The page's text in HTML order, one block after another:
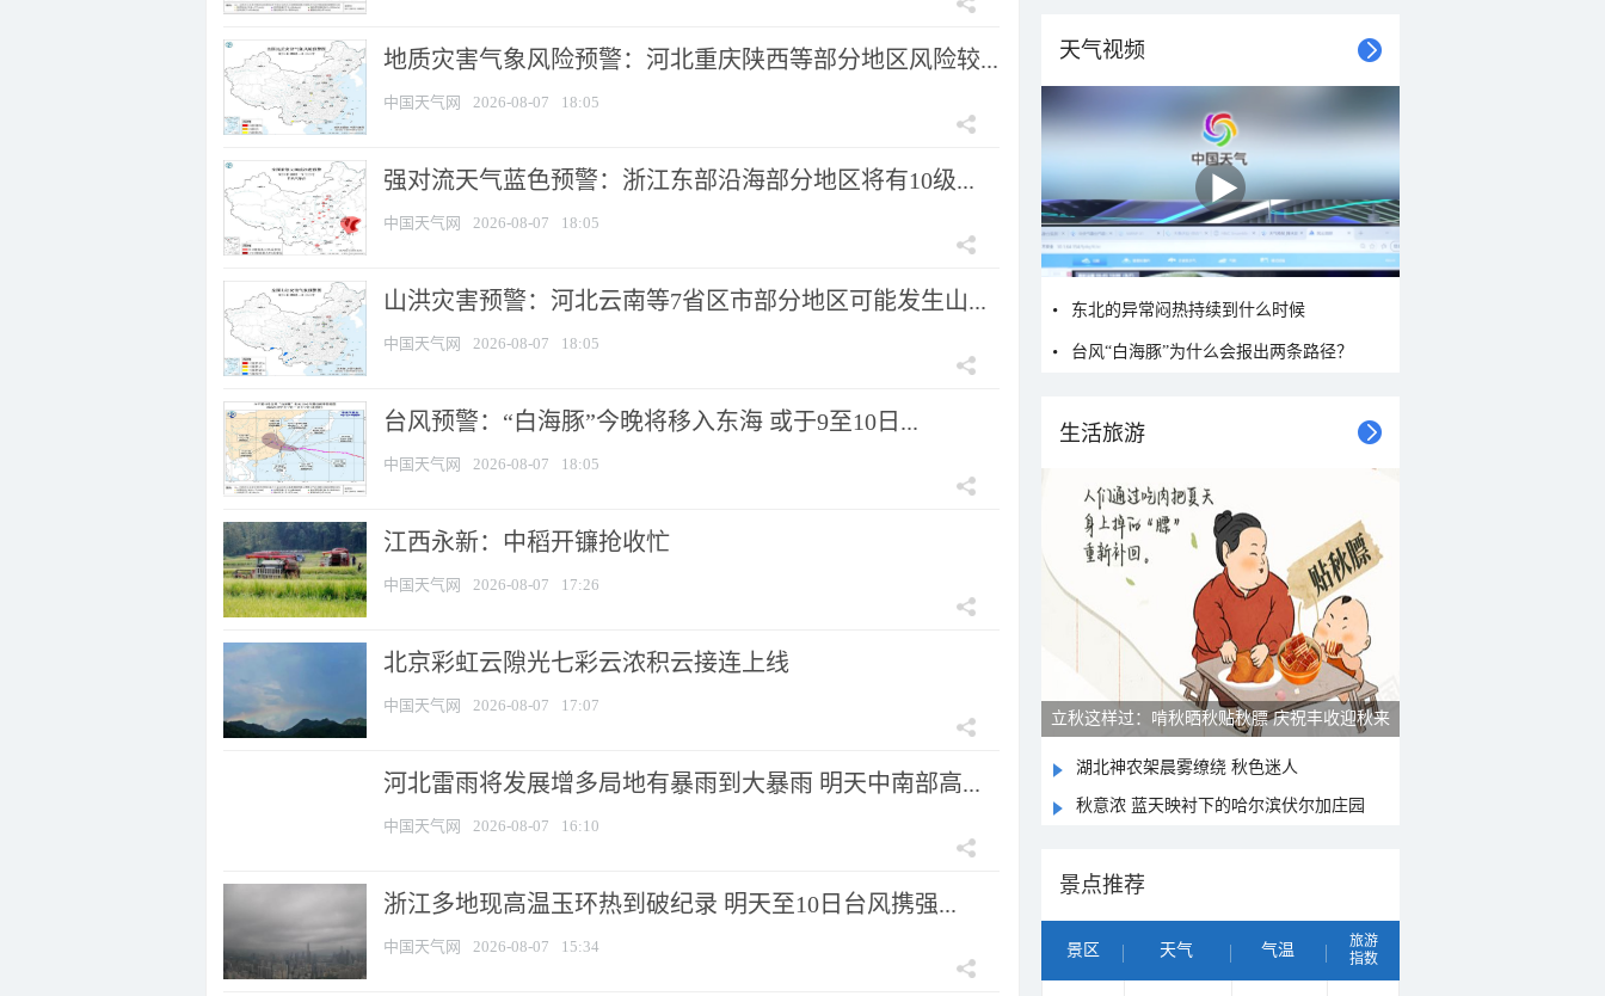
地质灾害气象风险预警：河北重庆陕西等部分地区风险较...
中国天气网 2026-08-07 18:05
强对流天气蓝色预警：浙江东部沿海部分地区将有10级...
中国天气网 2026-08-07 18:05
山洪灾害预警：河北云南等7省区市部分地区可能发生山...
中国天气网 2026-08-07 18:05
台风预警：“白海豚”今晚将移入东海 或于9至10日...
中国天气网 2026-08-07 18:05
江西永新：中稻开镰抢收忙
中国天气网 2026-08-07 17:26
北京彩虹云隙光七彩云浓积云接连上线
中国天气网 2026-08-07 17:07
河北雷雨将发展增多局地有暴雨到大暴雨 明天中南部高...
中国天气网 2026-08-07 16:10
浙江多地现高温玉环热到破纪录 明天至10日台风携强...
中国天气网 2026-08-07 15:34
天气视频
东北的异常闷热持续到什么时候
台风“白海豚”为什么会报出两条路径？
生活旅游
立秋这样过：啃秋晒秋贴秋膘 庆祝丰收迎秋来
湖北神农架晨雾缭绕 秋色迷人
秋意浓 蓝天映衬下的哈尔滨伏尔加庄园
景点推荐
景区 天气 气温
旅游
指数